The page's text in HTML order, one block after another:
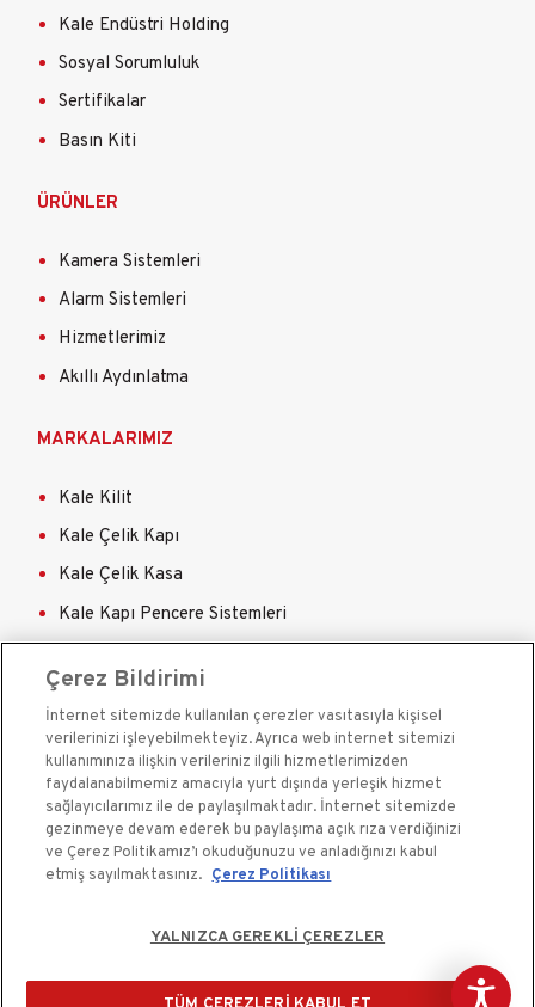
Kale Endüstri Holding
Sosyal Sorumluluk
Sertifikalar
Basın Kiti
ÜRÜNLER
Kamera Sistemleri
Alarm Sistemleri
Hizmetlerimiz
Akıllı Aydınlatma
MARKALARIMIZ
Kale Kilit
Kale Çelik Kapı
Kale Çelik Kasa
Kale Kapı Pencere Sistemleri
Kale Güvenlik Sistemleri A.Ş. bir Kale Endüstri Holding
kuruluşudur.©2020
Kişisel Verilerin Korunması ve Gizlilik
Çerez Bildirimi
İnternet sitemizde kullanılan çerezler vasıtasıyla kişisel
verilerinizi işleyebilmekteyiz. Ayrıca web internet sitemizi
kullanımınıza ilişkin verileriniz ilgili hizmetlerimizden
faydalanabilmemiz amacıyla yurt dışında yerleşik hizmet
sağlayıcılarımız ile de paylaşılmaktadır. İnternet sitemizde
gezinmeye devam ederek bu paylaşıma açık rıza verdiğinizi
ve Çerez Politikamız’ı okuduğunuzu ve anladığınızı kabul
etmiş sayılmaktasınız. Çerez Politikası
YALNIZCA GEREKLİ ÇEREZLER